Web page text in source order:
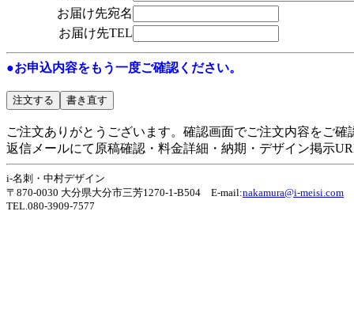
お届け先宛名
お届け先TEL
●お申込内容をもう一度ご確認ください。
ご注文ありがとうございます。確認画面でご注文内容をご確
返信メールにて原稿確認・料金詳細・納期・デザイン掲示
i-名刺・中村デザイン
〒870-0030 大分県大分市三芳1270-1-B504 E-mail:nakamura@i-meisi.com
TEL.080-3909-7577